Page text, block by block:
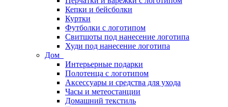
Кепки и бейсболки
Куртки
Футболки с логотипом
Свитшоты под нанесение логотипа
Худи под нанесение логотипа
Дом
Интерьерные подарки
Полотенца с логотипом
Аксессуары и средства для ухода
Часы и метеостанции
Домашний текстиль